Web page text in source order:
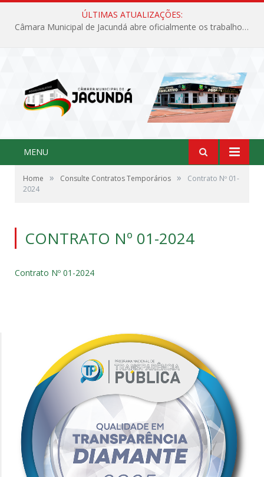
ÚLTIMAS ATUALIZAÇÕES:
Câmara Municipal de Jacundá abre oficialmente os trabalhos legislativos de 2026
MENU
Home » Consulte Contratos Temporários »
Contrato Nº 01-
2024
CONTRATO Nº 01-2024
Contrato Nº 01-2024